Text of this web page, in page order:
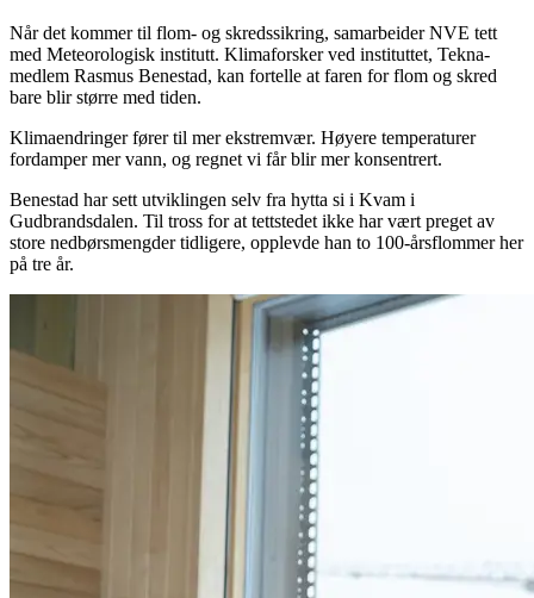
Når det kommer til flom- og skredssikring, samarbeider NVE tett
med Meteorologisk institutt. Klimaforsker ved instituttet, Tekna-
medlem Rasmus Benestad, kan fortelle at faren for flom og skred
bare blir større med tiden.
Klimaendringer fører til mer ekstremvær. Høyere temperaturer
fordamper mer vann, og regnet vi får blir mer konsentrert.
Benestad har sett utviklingen selv fra hytta si i Kvam i
Gudbrandsdalen. Til tross for at tettstedet ikke har vært preget av
store nedbørsmengder tidligere, opplevde han to 100-årsflommer her
på tre år.